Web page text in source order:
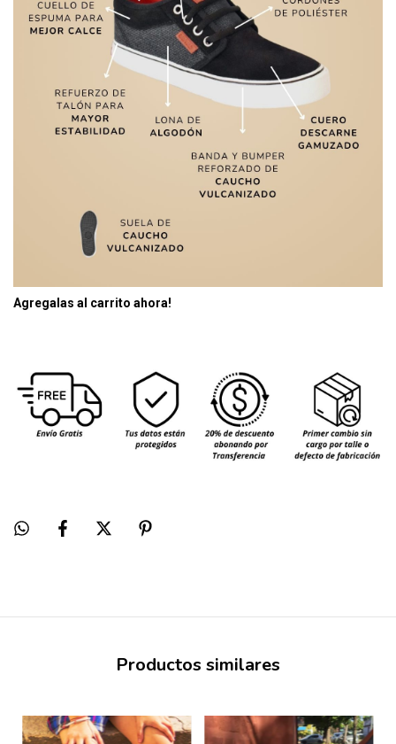
Agregalas al carrito ahora!
Productos similares